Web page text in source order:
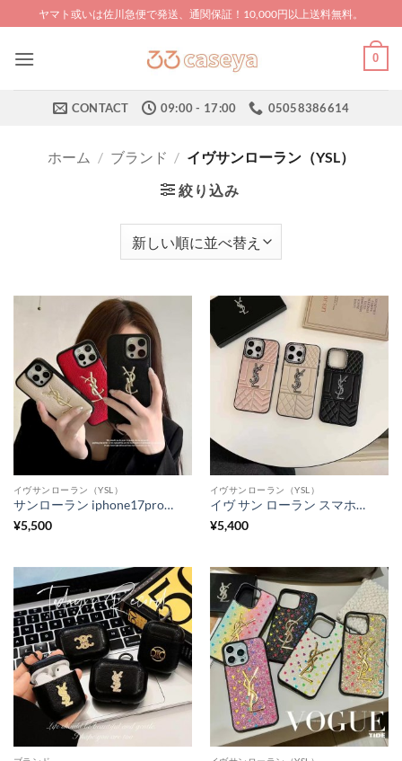
to
content
ヤマト或いは佐川急便で発送、通関保証！10,000円以上送料無料。
0
CONTACT 09:00 - 17:00 05058386614
ホーム / ブランド / イヴサンローラン（YSL）
絞り込み
イヴサンローラン（YSL）
サンローラン iphone17promax ケース 革 YSL iphone17pro/16 ケース 大人 女子 ブランド アイフォン16pro/15/14 ケース シンプル おしゃれ
¥5,500
イヴサンローラン（YSL）
イヴ サン ローラン スマホケース iphone16/16pro ysl風 iphone15/14 ケース 人気 女子 キルティング iphone ケース ブランド iphone13/12 ケース 大人 可愛い
¥5,400